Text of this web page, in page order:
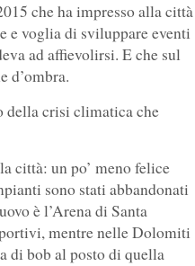
che ha impresso alla città
e voglia di sviluppare eventi
ad affievolirsi. E che sul
d’ombra.
della crisi climatica che
città: un po’ meno felice
sono stati abbandonati
è l’Arena di Santa
mentre nelle Dolomiti
di bob al posto di quella